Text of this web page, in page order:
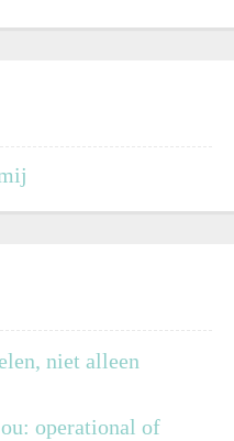
niet alleen
operational of